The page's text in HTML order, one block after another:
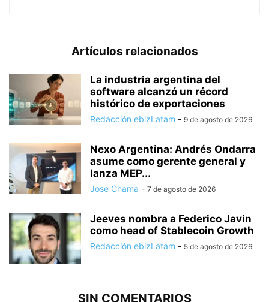
Artículos relacionados
La industria argentina del
software alcanzó un récord
histórico de exportaciones
Redacción ebizLatam - 9 de agosto de 2026
Nexo Argentina: Andrés Ondarra
asume como gerente general y
lanza MEP...
Jose Chama - 7 de agosto de 2026
Jeeves nombra a Federico Javin
como head of Stablecoin Growth
Redacción ebizLatam - 5 de agosto de 2026
SIN COMENTARIOS